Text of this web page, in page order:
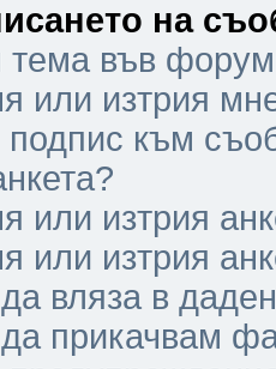
на
тема във
или изтрия
подпис към
или изтрия
или изтрия
вляза в
прикачвам